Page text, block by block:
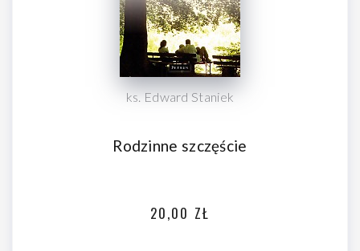
ks. Edward Staniek
Rodzinne szczęście
20,00 ZŁ